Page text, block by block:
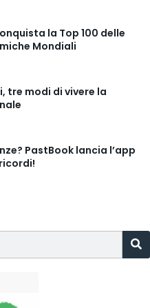
la Top 100 delle
Mondiali
tre modi di vivere la
PastBook lancia l’app